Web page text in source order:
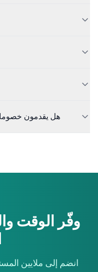
هل يقدمون
وفّر الوقت
انضم إلى ملايين